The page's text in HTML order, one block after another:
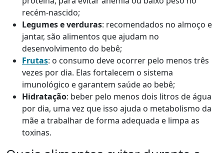
recém-nascido;
Legumes e verduras: recomendados no almoço e
jantar, são alimentos que ajudam no
desenvolvimento do bebê;
Frutas: o consumo deve ocorrer pelo menos três
vezes por dia. Elas fortalecem o sistema
imunológico e garantem saúde ao bebê;
Hidratação: beber pelo menos dois litros de água
por dia, uma vez que isso ajuda o metabolismo da
mãe a trabalhar de forma adequada e limpa as
toxinas.